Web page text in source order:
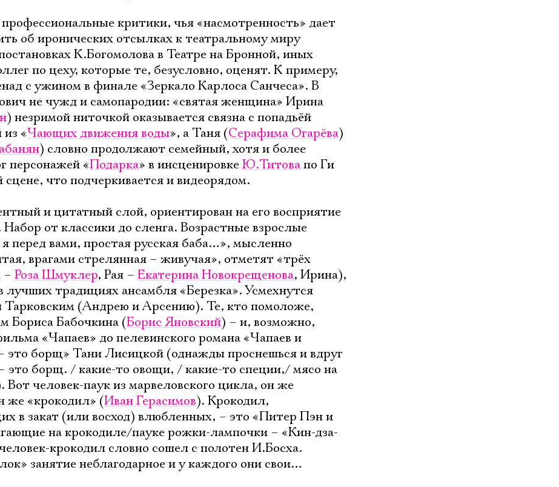
критики, чья «насмотренность» дает
об иронических отсылках к театральному миру
К.Богомолова в Театре на Бронной, иных
по цеху, которые те, безусловно, оценят. К примеру,
с ужином в финале «Зеркало Карлоса Санчеса». В
не чужд и самопародии: «святая женщина» Ирина
) незримой ниточкой оказывается связна с попадьёй
«Чающих движения воды», а Таня (Серафима Огарёва)
) словно продолжают семейный, хотя и более
персонажей «Подарка» в инсценировкеЮ.Титовапо Ги
что подчеркивается и видеорядом.
и цитатный слой, ориентирован на его восприятие
от классики до сленга. Возрастные взрослые
перед вами, простая русская баба…», мысленно
врагами стрелянная – живучая», отметят «трёх
– Роза Шмуклер, Рая – Екатерина Новокрещенова, Ирина),
традициях ансамбля «Березка». Усмехнутся
(Андрею и Арсению). Те, кто помоложе,
Бориса Бабочкина (Борис Яновский) – и, возможно,
«Чапаев» до пелевинского романа «Чапаев и
это борщ» Тани Лисицкой (однажды проснешься и вдруг
это борщ. / какие-то овощи, / какие-то специи,/ мясо на
Вот человек-паук из марвеловского цикла, он же
же «крокодил» (Иван Герасимов). Крокодил,
в закат (или восход) влюбленных, – это «Питер Пэн и
на крокодиле/пауке рожки-лампочки – «Кин-дза-
крокодил словно сошел с полотен И.Босха.
занятие неблагодарное и у каждого они свои…
Электропочта
Имя
Ознакомиться